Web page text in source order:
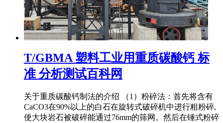
T/GBMA 塑料工业用重质碳酸钙 标
准 分析测试百科网
关于重质碳酸钙制法的介绍 （1）粉碎法：首先将含有
CaCO3在90%以上的白石在旋转式破碎机中进行粗粉碎,
使大块岩石被破碎能通过76mm的筛网。然后在锤式粉碎